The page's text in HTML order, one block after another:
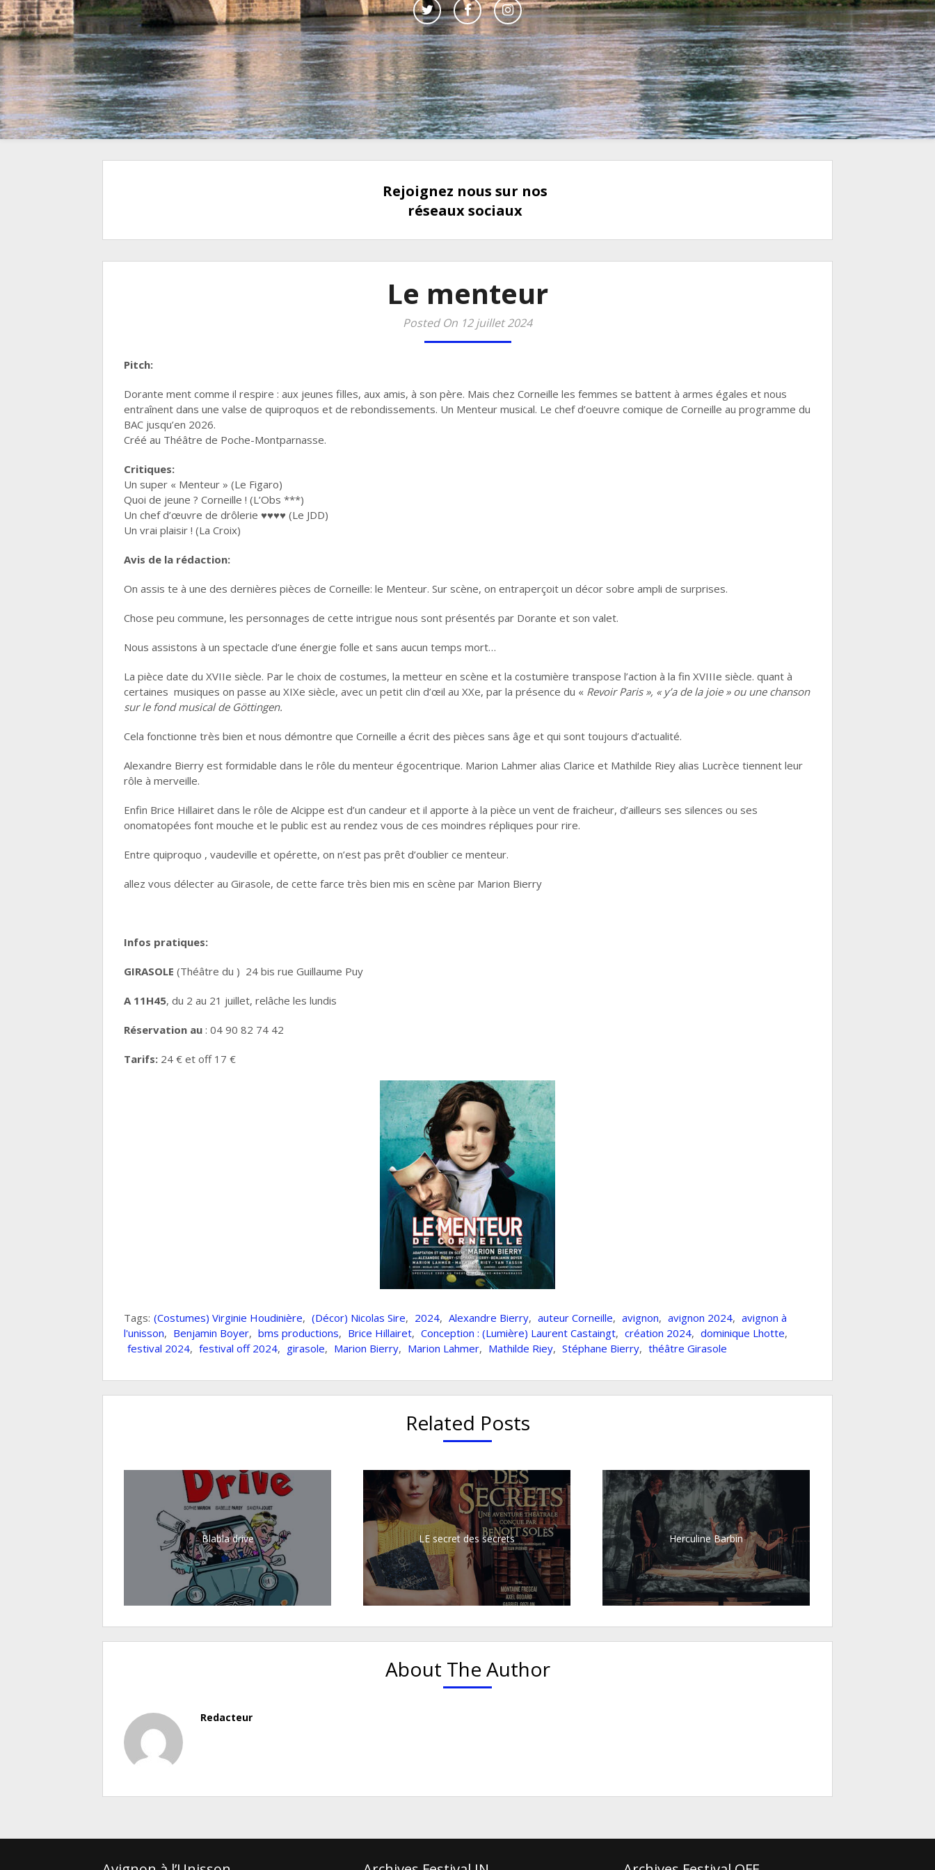
Rejoignez nous sur nos
réseaux sociaux
Le menteur
Posted On 12 juillet 2024
Pitch:
Dorante ment comme il respire : aux jeunes filles, aux amis, à son père. Mais chez Corneille les femmes se battent à armes égales et nous
entraînent dans une valse de quiproquos et de rebondissements. Un Menteur musical. Le chef d’oeuvre comique de Corneille au programme du
BAC jusqu’en 2026.
Créé au Théâtre de Poche-Montparnasse.
Critiques:
Un super « Menteur » (Le Figaro)
Quoi de jeune ? Corneille ! (L’Obs ***)
Un chef d’œuvre de drôlerie ♥♥♥♥ (Le JDD)
Un vrai plaisir ! (La Croix)
Avis de la rédaction:
On assis te à une des dernières pièces de Corneille: le Menteur. Sur scène, on entraperçoit un décor sobre ampli de surprises.
Chose peu commune, les personnages de cette intrigue nous sont présentés par Dorante et son valet.
Nous assistons à un spectacle d’une énergie folle et sans aucun temps mort…
La pièce date du XVIIe siècle. Par le choix de costumes, la metteur en scène et la costumière transpose l’action à la fin XVIIIe siècle. quant à
certaines musiques on passe au XIXe siècle, avec un petit clin d’œil au XXe, par la présence du « Revoir Paris », « y’a de la joie » ou une chanson
sur le fond musical de Göttingen.
Cela fonctionne très bien et nous démontre que Corneille a écrit des pièces sans âge et qui sont toujours d’actualité.
Alexandre Bierry est formidable dans le rôle du menteur égocentrique. Marion Lahmer alias Clarice et Mathilde Riey alias Lucrèce tiennent leur
rôle à merveille.
Enfin Brice Hillairet dans le rôle de Alcippe est d’un candeur et il apporte à la pièce un vent de fraicheur, d’ailleurs ses silences ou ses
onomatopées font mouche et le public est au rendez vous de ces moindres répliques pour rire.
Entre quiproquo , vaudeville et opérette, on n’est pas prêt d’oublier ce menteur.
allez vous délecter au Girasole, de cette farce très bien mis en scène par Marion Bierry
Infos pratiques:
GIRASOLE (Théâtre du ) 24 bis rue Guillaume Puy
A 11H45, du 2 au 21 juillet, relâche les lundis
Réservation au : 04 90 82 74 42
Tarifs: 24 € et off 17 €
Tags: (Costumes) Virginie Houdinière, (Décor) Nicolas Sire, 2024, Alexandre Bierry, auteur Corneille, avignon, avignon 2024, avignon à
l'unisson, Benjamin Boyer, bms productions, Brice Hillairet, Conception : (Lumière) Laurent Castaingt, création 2024, dominique Lhotte,
festival 2024, festival off 2024, girasole, Marion Bierry, Marion Lahmer, Mathilde Riey, Stéphane Bierry, théâtre Girasole
Related Posts
Blabla drive LE secret des secrets Herculine Barbin
About The Author
Redacteur